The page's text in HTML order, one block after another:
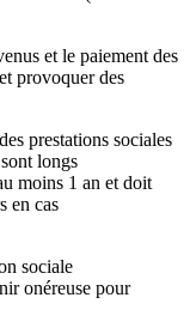
et le paiement des
provoquer des
prestations sociales
longs
moins 1 an et doit
en cas
sociale
onéreuse pour